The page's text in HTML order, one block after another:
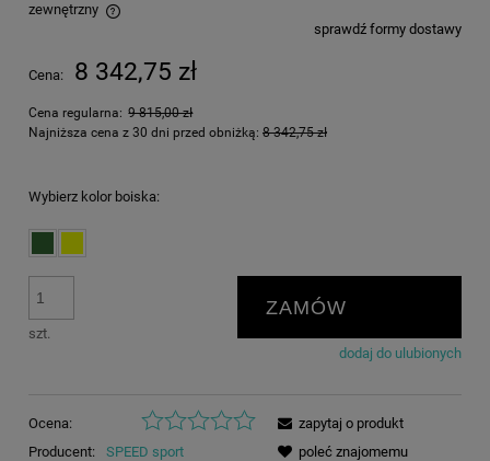
zewnętrzny
Cena nie zawiera ewentualnych kosztów płatnościsprawdź formy dostawy
Cena: 8 342,75 zł
Cena regularna: 9 815,00 zł
Najniższa cena z 30 dni przed obniżką: 8 342,75 zł
Wybierz kolor boiska:
szt.
ZAMÓW
dodaj do ulubionych
Ocena:
Producent:
SPEED sport
zapytaj o produkt
poleć znajomemu